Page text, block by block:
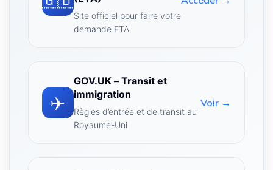
Site officiel pour faire votre
demande ETA
✈️
GOV.UK – Transit et
immigration
Règles d’entrée et de transit au
Royaume-Uni
Voir →